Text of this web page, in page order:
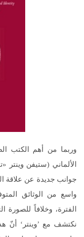
وربما من أهم الكتب
الألماني (ستيفن
جوانب جديدة عن علاقة
واسع من الوثائق
الفترة، وخلافاً
نكتشف مع ’وينتر‘ أنّ